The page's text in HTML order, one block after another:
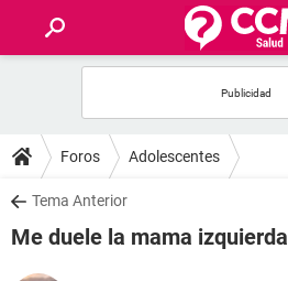
FOROS
SALUD
Foros Adolescentes
Tema Anterior
Me duele la mama izquierda